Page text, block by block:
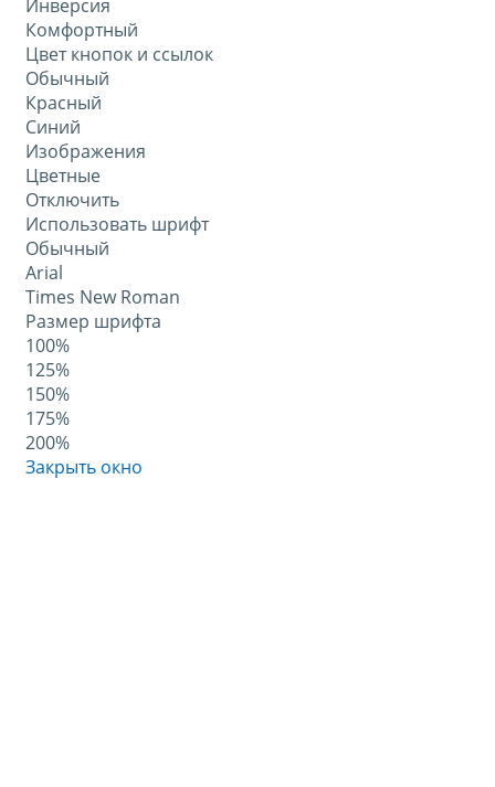
Инверсия
Комфортный
Цвет кнопок и ссылок
Обычный
Красный
Синий
Изображения
Цветные
Отключить
Использовать шрифт
Обычный
Arial
Times New Roman
Размер шрифта
100%
125%
150%
175%
200%
Закрыть окно